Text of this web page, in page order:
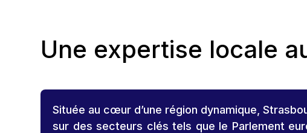
Une expertise locale
Située au cœur d’une région dynamique,
sur des secteurs clés tels que le Parlement